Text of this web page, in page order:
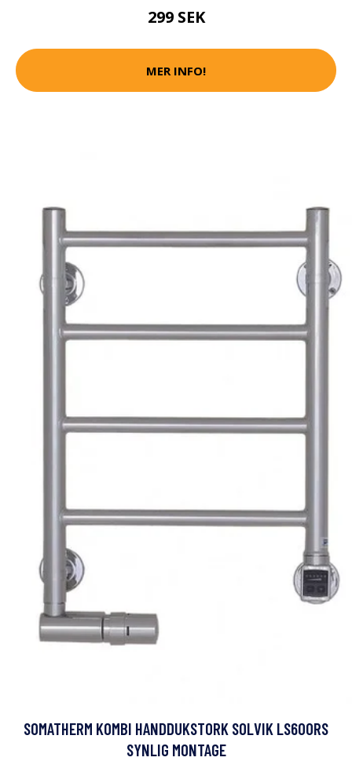
299 SEK
MER INFO!
SOMATHERM KOMBI HANDDUKSTORK SOLVIK LS600RS
SYNLIG MONTAGE